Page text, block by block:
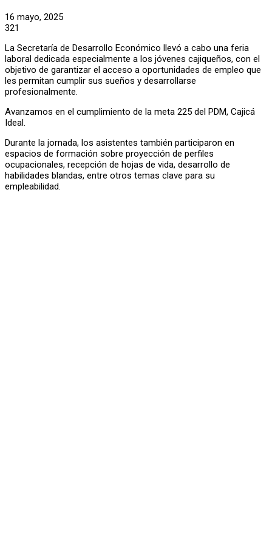
16 mayo, 2025
321
La Secretaría de Desarrollo Económico llevó a cabo una feria
laboral dedicada especialmente a los jóvenes cajiqueños, con el
objetivo de garantizar el acceso a oportunidades de empleo que
les permitan cumplir sus sueños y desarrollarse
profesionalmente.
Avanzamos en el cumplimiento de la meta 225 del PDM, Cajicá
Ideal.
Durante la jornada, los asistentes también participaron en
espacios de formación sobre proyección de perfiles
ocupacionales, recepción de hojas de vida, desarrollo de
habilidades blandas, entre otros temas clave para su
empleabilidad.